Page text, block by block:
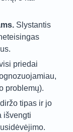
Slystantis
priedai
problemų).
tipas ir jo
išvengti